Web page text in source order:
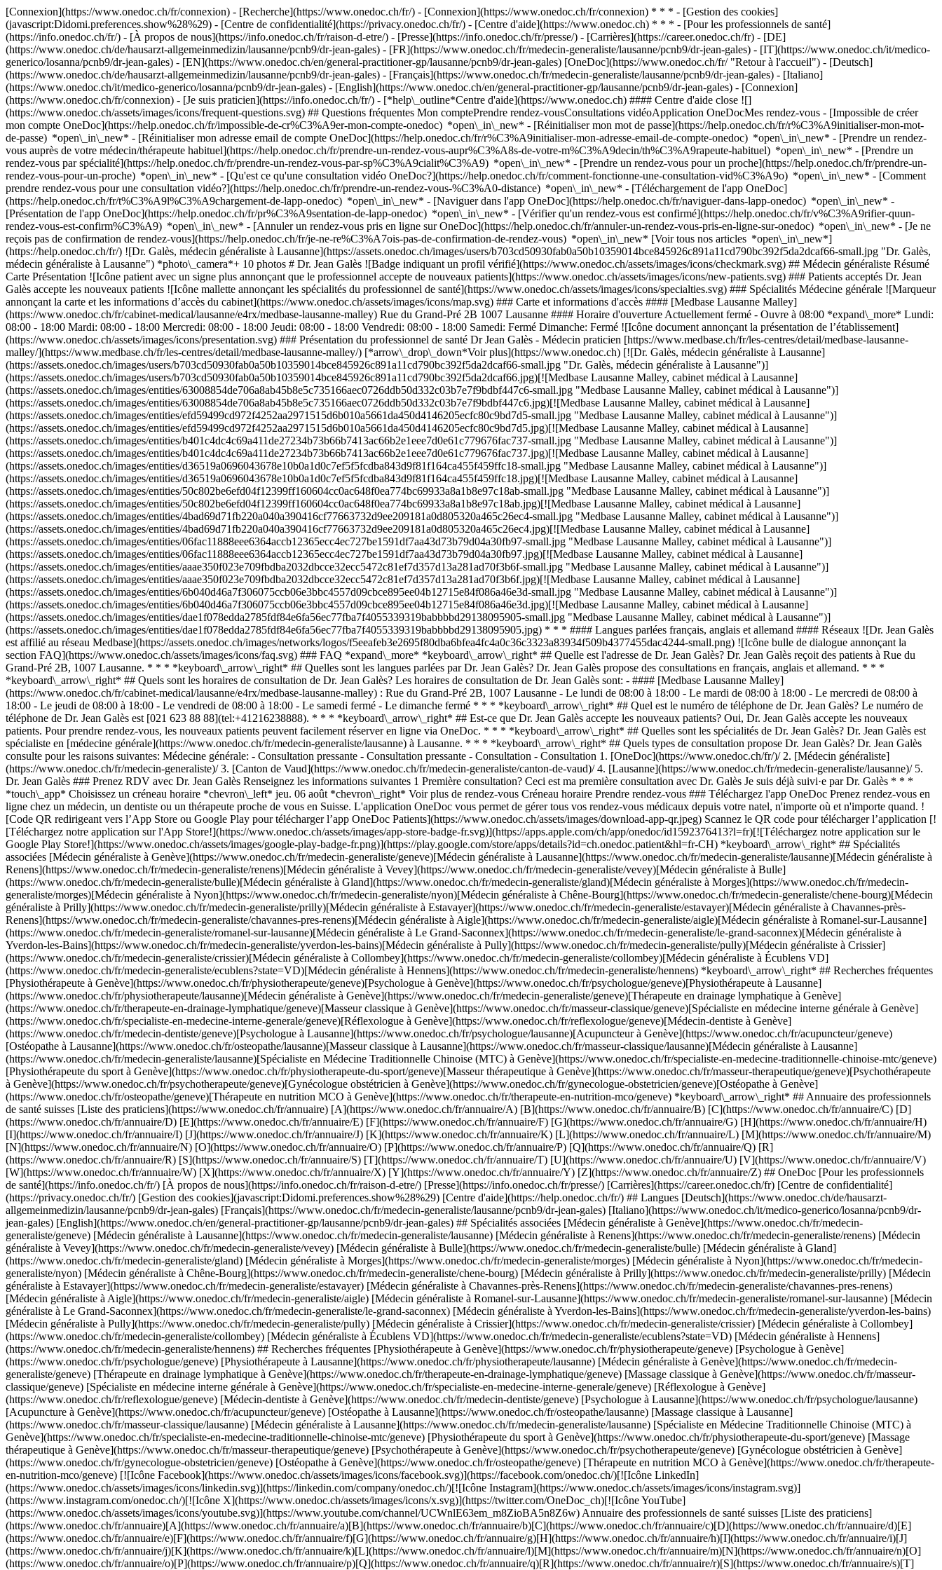
[Connexion](https://www.onedoc.ch/fr/connexion) - [Recherche](https://www.onedoc.ch/fr/) - [Connexion](https://www.onedoc.ch/fr/connexion) * * * - [Gestion des cookies]
(javascript:Didomi.preferences.show%28%29) - [Centre de confidentialité](https://privacy.onedoc.ch/fr/) - [Centre d'aide](https://www.onedoc.ch) * * * - [Pour les professionnels de santé]
(https://info.onedoc.ch/fr/) - [À propos de nous](https://info.onedoc.ch/fr/raison-d-etre/) - [Presse](https://info.onedoc.ch/fr/presse/) - [Carrières](https://career.onedoc.ch/fr) - [DE]
(https://www.onedoc.ch/de/hausarzt-allgemeinmedizin/lausanne/pcnb9/dr-jean-gales) - [FR](https://www.onedoc.ch/fr/medecin-generaliste/lausanne/pcnb9/dr-jean-gales) - [IT](https://www.onedoc.ch/it/medico-
generico/losanna/pcnb9/dr-jean-gales) - [EN](https://www.onedoc.ch/en/general-practitioner-gp/lausanne/pcnb9/dr-jean-gales) [OneDoc](https://www.onedoc.ch/fr/ "Retour à l'accueil") - [Deutsch]
(https://www.onedoc.ch/de/hausarzt-allgemeinmedizin/lausanne/pcnb9/dr-jean-gales) - [Français](https://www.onedoc.ch/fr/medecin-generaliste/lausanne/pcnb9/dr-jean-gales) - [Italiano]
(https://www.onedoc.ch/it/medico-generico/losanna/pcnb9/dr-jean-gales) - [English](https://www.onedoc.ch/en/general-practitioner-gp/lausanne/pcnb9/dr-jean-gales) - [Connexion]
(https://www.onedoc.ch/fr/connexion) - [Je suis praticien](https://info.onedoc.ch/fr/) - [*help\_outline*Centre d'aide](https://www.onedoc.ch) #### Centre d'aide close ![]
(https://www.onedoc.ch/assets/images/icons/frequent-questions.svg) ## Questions fréquentes Mon comptePrendre rendez-vousConsultations vidéoApplication OneDocMes rendez-vous - [Impossible de créer
mon compte OneDoc](https://help.onedoc.ch/fr/impossible-de-cr%C3%A9er-mon-compte-onedoc) *open\_in\_new* - [Réinitialiser mon mot de passe](https://help.onedoc.ch/fr/r%C3%A9initialiser-mon-mot-
de-passe) *open\_in\_new* - [Réinitialiser mon adresse email de compte OneDoc](https://help.onedoc.ch/fr/r%C3%A9initialiser-mon-adresse-email-de-compte-onedoc) *open\_in\_new* - [Prendre un rendez-
vous auprès de votre médecin/thérapeute habituel](https://help.onedoc.ch/fr/prendre-un-rendez-vous-aupr%C3%A8s-de-votre-m%C3%A9decin/th%C3%A9rapeute-habituel) *open\_in\_new* - [Prendre un
rendez-vous par spécialité](https://help.onedoc.ch/fr/prendre-un-rendez-vous-par-sp%C3%A9cialit%C3%A9) *open\_in\_new* - [Prendre un rendez-vous pour un proche](https://help.onedoc.ch/fr/prendre-un-
rendez-vous-pour-un-proche) *open\_in\_new* - [Qu'est ce qu'une consultation vidéo OneDoc?](https://help.onedoc.ch/fr/comment-fonctionne-une-consultation-vid%C3%A9o) *open\_in\_new* - [Comment
prendre rendez-vous pour une consultation vidéo?](https://help.onedoc.ch/fr/prendre-un-rendez-vous-%C3%A0-distance) *open\_in\_new* - [Téléchargement de l'app OneDoc]
(https://help.onedoc.ch/fr/t%C3%A9l%C3%A9chargement-de-lapp-onedoc) *open\_in\_new* - [Naviguer dans l'app OneDoc](https://help.onedoc.ch/fr/naviguer-dans-lapp-onedoc) *open\_in\_new* -
[Présentation de l'app OneDoc](https://help.onedoc.ch/fr/pr%C3%A9sentation-de-lapp-onedoc) *open\_in\_new* - [Vérifier qu'un rendez-vous est confirmé](https://help.onedoc.ch/fr/v%C3%A9rifier-quun-
rendez-vous-est-confirm%C3%A9) *open\_in\_new* - [Annuler un rendez-vous pris en ligne sur OneDoc](https://help.onedoc.ch/fr/annuler-un-rendez-vous-pris-en-ligne-sur-onedoc) *open\_in\_new* - [Je ne
reçois pas de confirmation de rendez-vous](https://help.onedoc.ch/fr/je-ne-re%C3%A7ois-pas-de-confirmation-de-rendez-vous) *open\_in\_new* [Voir tous nos articles *open\_in\_new*]
(https://help.onedoc.ch/fr/) ![Dr. Galès, médecin généraliste à Lausanne](https://assets.onedoc.ch/images/users/b703cd50930fab0a50b10359014bce845926c891a11cd790bc392f5da2dcaf66-small.jpg "Dr. Galès,
médecin généraliste à Lausanne") *photo\_camera*+ 10 photos # Dr. Jean Galès ![Badge indiquant un profil vérifié](https://www.onedoc.ch/assets/images/icons/checkmark.svg) ## Médecin généraliste Résumé
Carte Présentation ![Icône patient avec un signe plus annonçant que le professionnel accepte de nouveaux patients](https://www.onedoc.ch/assets/images/icons/new-patients.svg) ### Patients acceptés Dr. Jean
Galès accepte les nouveaux patients ![Icône mallette annonçant les spécialités du professionnel de santé](https://www.onedoc.ch/assets/images/icons/specialties.svg) ### Spécialités Médecine générale ![Marqueur
annonçant la carte et les informations d’accès du cabinet](https://www.onedoc.ch/assets/images/icons/map.svg) ### Carte et informations d'accès #### [Medbase Lausanne Malley]
(https://www.onedoc.ch/fr/cabinet-medical/lausanne/e4rx/medbase-lausanne-malley) Rue du Grand-Pré 2B 1007 Lausanne #### Horaire d'ouverture Actuellement fermé - Ouvre à 08:00 *expand\_more* Lundi:
08:00 - 18:00 Mardi: 08:00 - 18:00 Mercredi: 08:00 - 18:00 Jeudi: 08:00 - 18:00 Vendredi: 08:00 - 18:00 Samedi: Fermé Dimanche: Fermé ![Icône document annonçant la présentation de l’établissement]
(https://www.onedoc.ch/assets/images/icons/presentation.svg) ### Présentation du professionnel de santé Dr Jean Galès - Médecin praticien [https://www.medbase.ch/fr/les-centres/detail/medbase-lausanne-
malley/](https://www.medbase.ch/fr/les-centres/detail/medbase-lausanne-malley/) [*arrow\_drop\_down*Voir plus](https://www.onedoc.ch) [![Dr. Galès, médecin généraliste à Lausanne]
(https://assets.onedoc.ch/images/users/b703cd50930fab0a50b10359014bce845926c891a11cd790bc392f5da2dcaf66-small.jpg "Dr. Galès, médecin généraliste à Lausanne")]
(https://assets.onedoc.ch/images/users/b703cd50930fab0a50b10359014bce845926c891a11cd790bc392f5da2dcaf66.jpg)[![Medbase Lausanne Malley, cabinet médical à Lausanne]
(https://assets.onedoc.ch/images/entities/63008854de706a8ab45b8e5c735166aec0726ddb50d332c03b7e7f9bdbf447c6-small.jpg "Medbase Lausanne Malley, cabinet médical à Lausanne")]
(https://assets.onedoc.ch/images/entities/63008854de706a8ab45b8e5c735166aec0726ddb50d332c03b7e7f9bdbf447c6.jpg)[![Medbase Lausanne Malley, cabinet médical à Lausanne]
(https://assets.onedoc.ch/images/entities/efd59499cd972f4252aa2971515d6b010a5661da450d4146205ecfc80c9bd7d5-small.jpg "Medbase Lausanne Malley, cabinet médical à Lausanne")]
(https://assets.onedoc.ch/images/entities/efd59499cd972f4252aa2971515d6b010a5661da450d4146205ecfc80c9bd7d5.jpg)[![Medbase Lausanne Malley, cabinet médical à Lausanne]
(https://assets.onedoc.ch/images/entities/b401c4dc4c69a411de27234b73b66b7413ac66b2e1eee7d0e61c779676fac737-small.jpg "Medbase Lausanne Malley, cabinet médical à Lausanne")]
(https://assets.onedoc.ch/images/entities/b401c4dc4c69a411de27234b73b66b7413ac66b2e1eee7d0e61c779676fac737.jpg)[![Medbase Lausanne Malley, cabinet médical à Lausanne]
(https://assets.onedoc.ch/images/entities/d36519a0696043678e10b0a1d0c7ef5f5fcdba843d9f81f164ca455f459ffc18-small.jpg "Medbase Lausanne Malley, cabinet médical à Lausanne")]
(https://assets.onedoc.ch/images/entities/d36519a0696043678e10b0a1d0c7ef5f5fcdba843d9f81f164ca455f459ffc18.jpg)[![Medbase Lausanne Malley, cabinet médical à Lausanne]
(https://assets.onedoc.ch/images/entities/50c802be6efd04f12399ff160604cc0ac648f0ea774bc69933a8a1b8e97c18ab-small.jpg "Medbase Lausanne Malley, cabinet médical à Lausanne")]
(https://assets.onedoc.ch/images/entities/50c802be6efd04f12399ff160604cc0ac648f0ea774bc69933a8a1b8e97c18ab.jpg)[![Medbase Lausanne Malley, cabinet médical à Lausanne]
(https://assets.onedoc.ch/images/entities/4bad69d71fb220a040a390416cf77663732d9ee209181a0d805320a465c26ec4-small.jpg "Medbase Lausanne Malley, cabinet médical à Lausanne")]
(https://assets.onedoc.ch/images/entities/4bad69d71fb220a040a390416cf77663732d9ee209181a0d805320a465c26ec4.jpg)[![Medbase Lausanne Malley, cabinet médical à Lausanne]
(https://assets.onedoc.ch/images/entities/06fac11888eee6364accb12365ecc4ec727be1591df7aa43d73b79d04a30fb97-small.jpg "Medbase Lausanne Malley, cabinet médical à Lausanne")]
(https://assets.onedoc.ch/images/entities/06fac11888eee6364accb12365ecc4ec727be1591df7aa43d73b79d04a30fb97.jpg)[![Medbase Lausanne Malley, cabinet médical à Lausanne]
(https://assets.onedoc.ch/images/entities/aaae350f023e709fbdba2032dbcce32ecc5472c81ef7d357d13a281ad70f3b6f-small.jpg "Medbase Lausanne Malley, cabinet médical à Lausanne")]
(https://assets.onedoc.ch/images/entities/aaae350f023e709fbdba2032dbcce32ecc5472c81ef7d357d13a281ad70f3b6f.jpg)[![Medbase Lausanne Malley, cabinet médical à Lausanne]
(https://assets.onedoc.ch/images/entities/6b040d46a7f306075ccb06e3bbc4557d09cbce895ee04b12715e84f086a46e3d-small.jpg "Medbase Lausanne Malley, cabinet médical à Lausanne")]
(https://assets.onedoc.ch/images/entities/6b040d46a7f306075ccb06e3bbc4557d09cbce895ee04b12715e84f086a46e3d.jpg)[![Medbase Lausanne Malley, cabinet médical à Lausanne]
(https://assets.onedoc.ch/images/entities/dae1f078edda2785fdf84e6fa56ec77fba7f4055339319babbbbd29138095905-small.jpg "Medbase Lausanne Malley, cabinet médical à Lausanne")]
(https://assets.onedoc.ch/images/entities/dae1f078edda2785fdf84e6fa56ec77fba7f4055339319babbbbd29138095905.jpg) * * * #### Langues parlées français, anglais et allemand #### Réseaux ![Dr. Jean Galès
est affilié au réseau Medbase](https://assets.onedoc.ch/images/networks/logos/f5eeafeb3e2695f80dba6bfea4fc4a0c36c3323a83934f509b4377455dac4244-small.png) ![Icône bulle de dialogue annonçant la
section FAQ](https://www.onedoc.ch/assets/images/icons/faq.svg) ### FAQ *expand\_more* *keyboard\_arrow\_right* ## Quelle est l'adresse de Dr. Jean Galès? Dr. Jean Galès reçoit des patients à Rue du
Grand-Pré 2B, 1007 Lausanne. * * * *keyboard\_arrow\_right* ## Quelles sont les langues parlées par Dr. Jean Galès? Dr. Jean Galès propose des consultations en français, anglais et allemand. * * *
*keyboard\_arrow\_right* ## Quels sont les horaires de consultation de Dr. Jean Galès? Les horaires de consultation de Dr. Jean Galès sont: - #### [Medbase Lausanne Malley]
(https://www.onedoc.ch/fr/cabinet-medical/lausanne/e4rx/medbase-lausanne-malley) : Rue du Grand-Pré 2B, 1007 Lausanne - Le lundi de 08:00 à 18:00 - Le mardi de 08:00 à 18:00 - Le mercredi de 08:00 à
18:00 - Le jeudi de 08:00 à 18:00 - Le vendredi de 08:00 à 18:00 - Le samedi fermé - Le dimanche fermé * * * *keyboard\_arrow\_right* ## Quel est le numéro de téléphone de Dr. Jean Galès? Le numéro de
téléphone de Dr. Jean Galès est [021 623 88 88](tel:+41216238888). * * * *keyboard\_arrow\_right* ## Est-ce que Dr. Jean Galès accepte les nouveaux patients? Oui, Dr. Jean Galès accepte les nouveaux
patients. Pour prendre rendez-vous, les nouveaux patients peuvent facilement réserver en ligne via OneDoc. * * * *keyboard\_arrow\_right* ## Quelles sont les spécialités de Dr. Jean Galès? Dr. Jean Galès est
spécialiste en [médecine générale](https://www.onedoc.ch/fr/medecin-generaliste/lausanne) à Lausanne. * * * *keyboard\_arrow\_right* ## Quels types de consultation propose Dr. Jean Galès? Dr. Jean Galès
consulte pour les raisons suivantes: Médecine générale: - Consultation pressante - Consultation pressante - Consultation - Consultation 1. [OneDoc](https://www.onedoc.ch/fr/)/ 2. [Médecin généraliste](https://www.onedoc.ch/fr/medecin-generaliste)/ 3. [Canton de Vaud](https://www.onedoc.ch/fr/medecin-generaliste/canton-de-vaud)/ 4. [Lausanne](https://www.onedoc.ch/fr/medecin-generaliste/lausanne)/ 5. Dr. Jean Galès ### Prenez RDV avec Dr. Jean Galès Renseignez les informations suivantes 1 Première consultation? Ceci est ma première consultation avec Dr. Galès Je suis déjà suivi·e par Dr. Galès * * * *touch\_app* Choisissez un créneau horaire *chevron\_left* jeu. 06 août *chevron\_right* Voir plus de rendez-vous Créneau horaire Prendre rendez-vous ### Téléchargez l'app OneDoc Prenez rendez-vous en ligne chez un médecin, un dentiste ou un thérapeute proche de vous en Suisse. L'application OneDoc vous permet de gérer tous vos rendez-vous médicaux depuis votre natel, n'importe où et n'importe quand. ![Code QR redirigeant vers l’App Store ou Google Play pour télécharger l’app OneDoc Patients](https://www.onedoc.ch/assets/images/download-app-qr.jpeg) Scannez le QR code pour télécharger l’application [![Téléchargez notre application sur l'App Store!](https://www.onedoc.ch/assets/images/app-store-badge-fr.svg)](https://apps.apple.com/ch/app/onedoc/id1592376413?l=fr)[![Téléchargez notre application sur le Google Play Store!](https://www.onedoc.ch/assets/images/google-play-badge-fr.png)](https://play.google.com/store/apps/details?id=ch.onedoc.patient&hl=fr-CH) *keyboard\_arrow\_right* ## Spécialités associées [Médecin généraliste à Genève](https://www.onedoc.ch/fr/medecin-generaliste/geneve)[Médecin généraliste à Lausanne](https://www.onedoc.ch/fr/medecin-generaliste/lausanne)[Médecin généraliste à Renens](https://www.onedoc.ch/fr/medecin-generaliste/renens)[Médecin généraliste à Vevey](https://www.onedoc.ch/fr/medecin-generaliste/vevey)[Médecin généraliste à Bulle](https://www.onedoc.ch/fr/medecin-generaliste/bulle)[Médecin généraliste à Gland](https://www.onedoc.ch/fr/medecin-generaliste/gland)[Médecin généraliste à Morges](https://www.onedoc.ch/fr/medecin-generaliste/morges)[Médecin généraliste à Nyon](https://www.onedoc.ch/fr/medecin-generaliste/nyon)[Médecin généraliste à Chêne-Bourg](https://www.onedoc.ch/fr/medecin-generaliste/chene-bourg)[Médecin généraliste à Prilly](https://www.onedoc.ch/fr/medecin-generaliste/prilly)[Médecin généraliste à Estavayer](https://www.onedoc.ch/fr/medecin-generaliste/estavayer)[Médecin généraliste à Chavannes-près-Renens](https://www.onedoc.ch/fr/medecin-generaliste/chavannes-pres-renens)[Médecin généraliste à Aigle](https://www.onedoc.ch/fr/medecin-generaliste/aigle)[Médecin généraliste à Romanel-sur-Lausanne](https://www.onedoc.ch/fr/medecin-generaliste/romanel-sur-lausanne)[Médecin généraliste à Le Grand-Saconnex](https://www.onedoc.ch/fr/medecin-generaliste/le-grand-saconnex)[Médecin généraliste à Yverdon-les-Bains](https://www.onedoc.ch/fr/medecin-generaliste/yverdon-les-bains)[Médecin généraliste à Pully](https://www.onedoc.ch/fr/medecin-generaliste/pully)[Médecin généraliste à Crissier](https://www.onedoc.ch/fr/medecin-generaliste/crissier)[Médecin généraliste à Collombey](https://www.onedoc.ch/fr/medecin-generaliste/collombey)[Médecin généraliste à Écublens VD](https://www.onedoc.ch/fr/medecin-generaliste/ecublens?state=VD)[Médecin généraliste à Hennens](https://www.onedoc.ch/fr/medecin-generaliste/hennens) *keyboard\_arrow\_right* ## Recherches fréquentes [Physiothérapeute à Genève](https://www.onedoc.ch/fr/physiotherapeute/geneve)[Psychologue à Genève](https://www.onedoc.ch/fr/psychologue/geneve)[Physiothérapeute à Lausanne](https://www.onedoc.ch/fr/physiotherapeute/lausanne)[Médecin généraliste à Genève](https://www.onedoc.ch/fr/medecin-generaliste/geneve)[Thérapeute en drainage lymphatique à Genève](https://www.onedoc.ch/fr/therapeute-en-drainage-lymphatique/geneve)[Masseur classique à Genève](https://www.onedoc.ch/fr/masseur-classique/geneve)[Spécialiste en médecine interne générale à Genève](https://www.onedoc.ch/fr/specialiste-en-medecine-interne-generale/geneve)[Réflexologue à Genève](https://www.onedoc.ch/fr/reflexologue/geneve)[Médecin-dentiste à Genève](https://www.onedoc.ch/fr/medecin-dentiste/geneve)[Psychologue à Lausanne](https://www.onedoc.ch/fr/psychologue/lausanne)[Acupuncteur à Genève](https://www.onedoc.ch/fr/acupuncteur/geneve)[Ostéopathe à Lausanne](https://www.onedoc.ch/fr/osteopathe/lausanne)[Masseur classique à Lausanne](https://www.onedoc.ch/fr/masseur-classique/lausanne)[Médecin généraliste à Lausanne](https://www.onedoc.ch/fr/medecin-generaliste/lausanne)[Spécialiste en Médecine Traditionnelle Chinoise (MTC) à Genève](https://www.onedoc.ch/fr/specialiste-en-medecine-traditionnelle-chinoise-mtc/geneve)[Physiothérapeute du sport à Genève](https://www.onedoc.ch/fr/physiotherapeute-du-sport/geneve)[Masseur thérapeutique à Genève](https://www.onedoc.ch/fr/masseur-therapeutique/geneve)[Psychothérapeute à Genève](https://www.onedoc.ch/fr/psychotherapeute/geneve)[Gynécologue obstétricien à Genève](https://www.onedoc.ch/fr/gynecologue-obstetricien/geneve)[Ostéopathe à Genève](https://www.onedoc.ch/fr/osteopathe/geneve)[Thérapeute en nutrition MCO à Genève](https://www.onedoc.ch/fr/therapeute-en-nutrition-mco/geneve) *keyboard\_arrow\_right* ## Annuaire des professionnels de santé suisses [Liste des praticiens](https://www.onedoc.ch/fr/annuaire) [A](https://www.onedoc.ch/fr/annuaire/A) [B](https://www.onedoc.ch/fr/annuaire/B) [C](https://www.onedoc.ch/fr/annuaire/C) [D](https://www.onedoc.ch/fr/annuaire/D) [E](https://www.onedoc.ch/fr/annuaire/E) [F](https://www.onedoc.ch/fr/annuaire/F) [G](https://www.onedoc.ch/fr/annuaire/G) [H](https://www.onedoc.ch/fr/annuaire/H) [I](https://www.onedoc.ch/fr/annuaire/I) [J](https://www.onedoc.ch/fr/annuaire/J) [K](https://www.onedoc.ch/fr/annuaire/K) [L](https://www.onedoc.ch/fr/annuaire/L) [M](https://www.onedoc.ch/fr/annuaire/M) [N](https://www.onedoc.ch/fr/annuaire/N) [O](https://www.onedoc.ch/fr/annuaire/O) [P](https://www.onedoc.ch/fr/annuaire/P) [Q](https://www.onedoc.ch/fr/annuaire/Q) [R](https://www.onedoc.ch/fr/annuaire/R) [S](https://www.onedoc.ch/fr/annuaire/S) [T](https://www.onedoc.ch/fr/annuaire/T) [U](https://www.onedoc.ch/fr/annuaire/U) [V](https://www.onedoc.ch/fr/annuaire/V) [W](https://www.onedoc.ch/fr/annuaire/W) [X](https://www.onedoc.ch/fr/annuaire/X) [Y](https://www.onedoc.ch/fr/annuaire/Y) [Z](https://www.onedoc.ch/fr/annuaire/Z) ## OneDoc [Pour les professionnels de santé](https://info.onedoc.ch/fr/) [À propos de nous](https://info.onedoc.ch/fr/raison-d-etre/) [Presse](https://info.onedoc.ch/fr/presse/) [Carrières](https://career.onedoc.ch/fr) [Centre de confidentialité](https://privacy.onedoc.ch/fr/) [Gestion des cookies](javascript:Didomi.preferences.show%28%29) [Centre d'aide](https://help.onedoc.ch/fr/) ## Langues [Deutsch](https://www.onedoc.ch/de/hausarzt-allgemeinmedizin/lausanne/pcnb9/dr-jean-gales) [Français](https://www.onedoc.ch/fr/medecin-generaliste/lausanne/pcnb9/dr-jean-gales) [Italiano](https://www.onedoc.ch/it/medico-generico/losanna/pcnb9/dr-jean-gales) [English](https://www.onedoc.ch/en/general-practitioner-gp/lausanne/pcnb9/dr-jean-gales) ## Spécialités associées [Médecin généraliste à Genève](https://www.onedoc.ch/fr/medecin-generaliste/geneve) [Médecin généraliste à Lausanne](https://www.onedoc.ch/fr/medecin-generaliste/lausanne) [Médecin généraliste à Renens](https://www.onedoc.ch/fr/medecin-generaliste/renens) [Médecin généraliste à Vevey](https://www.onedoc.ch/fr/medecin-generaliste/vevey) [Médecin généraliste à Bulle](https://www.onedoc.ch/fr/medecin-generaliste/bulle) [Médecin généraliste à Gland](https://www.onedoc.ch/fr/medecin-generaliste/gland) [Médecin généraliste à Morges](https://www.onedoc.ch/fr/medecin-generaliste/morges) [Médecin généraliste à Nyon](https://www.onedoc.ch/fr/medecin-generaliste/nyon) [Médecin généraliste à Chêne-Bourg](https://www.onedoc.ch/fr/medecin-generaliste/chene-bourg) [Médecin généraliste à Prilly](https://www.onedoc.ch/fr/medecin-generaliste/prilly) [Médecin généraliste à Estavayer](https://www.onedoc.ch/fr/medecin-generaliste/estavayer) [Médecin généraliste à Chavannes-près-Renens](https://www.onedoc.ch/fr/medecin-generaliste/chavannes-pres-renens) [Médecin généraliste à Aigle](https://www.onedoc.ch/fr/medecin-generaliste/aigle) [Médecin généraliste à Romanel-sur-Lausanne](https://www.onedoc.ch/fr/medecin-generaliste/romanel-sur-lausanne) [Médecin généraliste à Le Grand-Saconnex](https://www.onedoc.ch/fr/medecin-generaliste/le-grand-saconnex) [Médecin généraliste à Yverdon-les-Bains](https://www.onedoc.ch/fr/medecin-generaliste/yverdon-les-bains) [Médecin généraliste à Pully](https://www.onedoc.ch/fr/medecin-generaliste/pully) [Médecin généraliste à Crissier](https://www.onedoc.ch/fr/medecin-generaliste/crissier) [Médecin généraliste à Collombey](https://www.onedoc.ch/fr/medecin-generaliste/collombey) [Médecin généraliste à Écublens VD](https://www.onedoc.ch/fr/medecin-generaliste/ecublens?state=VD) [Médecin généraliste à Hennens](https://www.onedoc.ch/fr/medecin-generaliste/hennens) ## Recherches fréquentes [Physiothérapeute à Genève](https://www.onedoc.ch/fr/physiotherapeute/geneve) [Psychologue à Genève](https://www.onedoc.ch/fr/psychologue/geneve) [Physiothérapeute à Lausanne](https://www.onedoc.ch/fr/physiotherapeute/lausanne) [Médecin généraliste à Genève](https://www.onedoc.ch/fr/medecin-generaliste/geneve) [Thérapeute en drainage lymphatique à Genève](https://www.onedoc.ch/fr/therapeute-en-drainage-lymphatique/geneve) [Massage classique à Genève](https://www.onedoc.ch/fr/masseur-classique/geneve) [Spécialiste en médecine interne générale à Genève](https://www.onedoc.ch/fr/specialiste-en-medecine-interne-generale/geneve) [Réflexologue à Genève](https://www.onedoc.ch/fr/reflexologue/geneve) [Médecin-dentiste à Genève](https://www.onedoc.ch/fr/medecin-dentiste/